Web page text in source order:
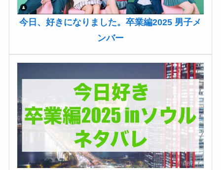
今日、好きになりました。卒業編2025 男子メ
ンバー